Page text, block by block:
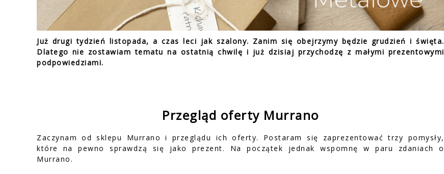
Już drugi tydzień listopada, a czas leci jak szalony. Zanim się obejrzymy będzie grudzień i święta.
Dlatego nie zostawiam tematu na ostatnią chwilę i już dzisiaj przychodzę z małymi prezentowymi
podpowiedziami.
Przegląd oferty Murrano
Zaczynam od sklepu Murrano i przeglądu ich oferty. Postaram się zaprezentować trzy pomysły,
które na pewno sprawdzą się jako prezent. Na początek jednak wspomnę w paru zdaniach o
Murrano.